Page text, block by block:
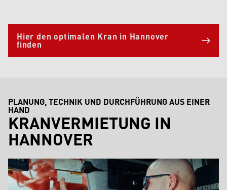
Hier den optimalen Kran in Hannover
finden
PLANUNG, TECHNIK UND DURCHFÜHRUNG AUS EINER
HAND
KRANVERMIETUNG IN
HANNOVER